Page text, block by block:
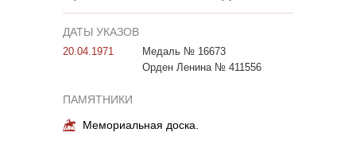
ДАТЫ УКАЗОВ
20.04.1971
Медаль № 16673
Орден Ленина № 411556
ПАМЯТНИКИ
Мемориальная доска.